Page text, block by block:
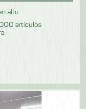
alto
artículos